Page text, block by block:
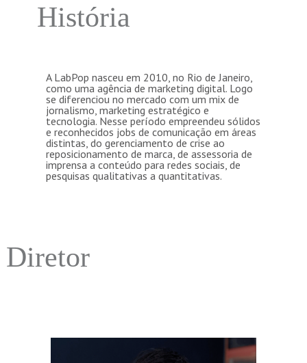
História
A LabPop nasceu em 2010, no Rio de Janeiro,
como uma agência de marketing digital. Logo
se diferenciou no mercado com um mix de
jornalismo, marketing estratégico e
tecnologia. Nesse período empreendeu sólidos
e reconhecidos jobs de comunicação em áreas
distintas, do gerenciamento de crise ao
reposicionamento de marca, de assessoria de
imprensa a conteúdo para redes sociais, de
pesquisas qualitativas a quantitativas.
Diretor